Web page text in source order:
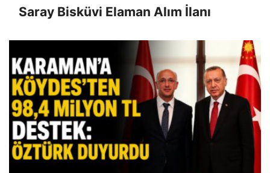
Saray Bisküvi Elaman Alım İlanı